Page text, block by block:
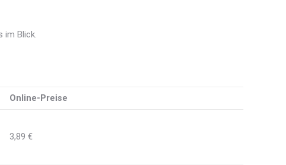
im Blick.
Online-Preise
3,89 €